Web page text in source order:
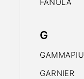
FANOLA
G
GAMMAPIU
GARNIER